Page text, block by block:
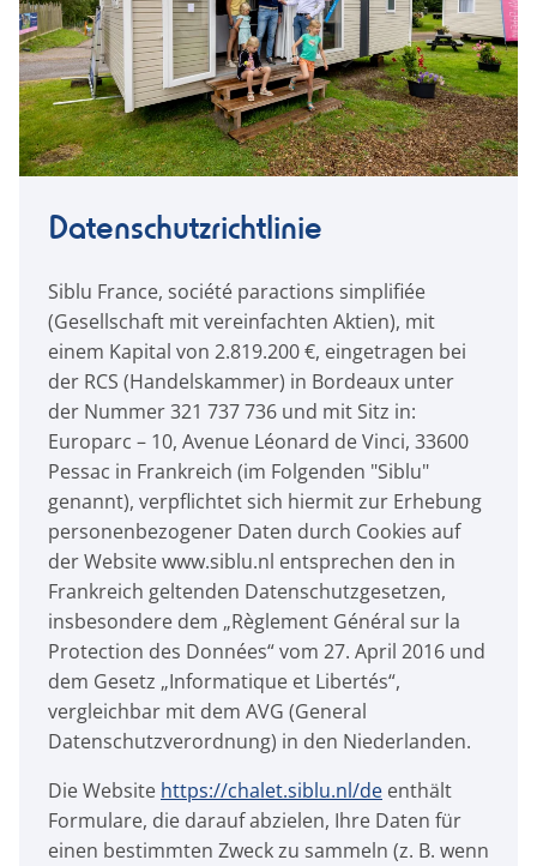
Datenschutzrichtlinie
Siblu France, société paractions simplifiée
(Gesellschaft mit vereinfachten Aktien), mit
einem Kapital von 2.819.200 €, eingetragen bei
der RCS (Handelskammer) in Bordeaux unter
der Nummer 321 737 736 und mit Sitz in:
Europarc – 10, Avenue Léonard de Vinci, 33600
Pessac in Frankreich (im Folgenden "Siblu"
genannt), verpflichtet sich hiermit zur Erhebung
personenbezogener Daten durch Cookies auf
der Website www.siblu.nl entsprechen den in
Frankreich geltenden Datenschutzgesetzen,
insbesondere dem „Règlement Général sur la
Protection des Données“ vom 27. April 2016 und
dem Gesetz „Informatique et Libertés“,
vergleichbar mit dem AVG (General
Datenschutzverordnung) in den Niederlanden.
Die Website https://chalet.siblu.nl/de enthält
Formulare, die darauf abzielen, Ihre Daten für
einen bestimmten Zweck zu sammeln (z. B. wenn